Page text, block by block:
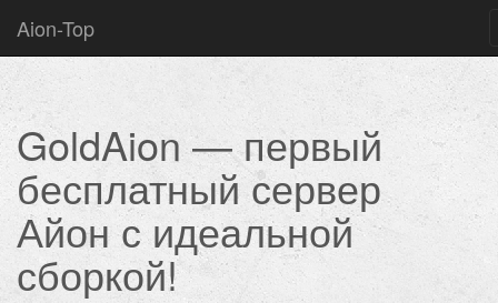
Aion-Top
GoldAion — первый
бесплатный сервер
Айон с идеальной
сборкой!